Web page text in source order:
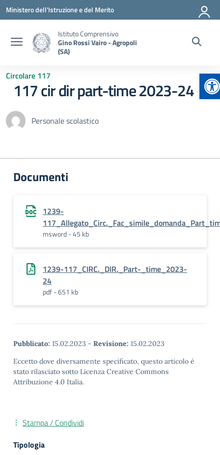
Vai ai contenuti
Vai al menu di navigazione
Vai al footer
Ministero dell'Istruzione e del Merito
Istituto Comprensivo
Gino Rossi Vairo - Agropoli
(SA)
Circolare 117
117 cir dir part-time 2023-24
Personale scolastico
Documenti
1239-
msword - 45 kb
1239-117_CIRC._DIR._Part-_time_2023-
24
pdf - 651 kb
Pubblicato: 15.02.2023 - Revisione: 15.02.2023
Eccetto dove diversamente specificato, questo articolo è
stato rilasciato sotto Licenza Creative Commons
Attribuzione 4.0 Italia.
Stampa / Condividi
Tipologia